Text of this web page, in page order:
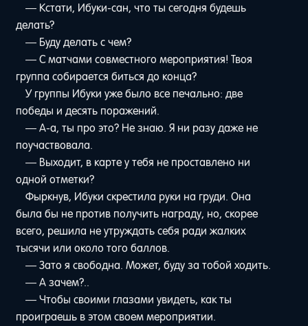
— Кстати, Ибуки-сан, что ты сегодня будешь
делать?
— Буду делать с чем?
— С матчами совместного мероприятия! Твоя
группа собирается биться до конца?
У группы Ибуки уже было все печально: две
победы и десять поражений.
— А-а, ты про это? Не знаю. Я ни разу даже не
поучаствовала.
— Выходит, в карте у тебя не проставлено ни
одной отметки?
Фыркнув, Ибуки скрестила руки на груди. Она
была бы не против получить награду, но, скорее
всего, решила не утруждать себя ради жалких
тысячи или около того баллов.
— Зато я свободна. Может, буду за тобой ходить.
— А зачем?..
— Чтобы своими глазами увидеть, как ты
проиграешь в этом своем мероприятии.